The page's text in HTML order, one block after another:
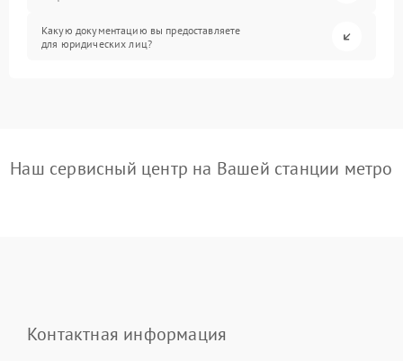
Какую документацию вы предоставляете
для юридических лиц?
Наш сервисный центр на Вашей станции метро
Контактная информация